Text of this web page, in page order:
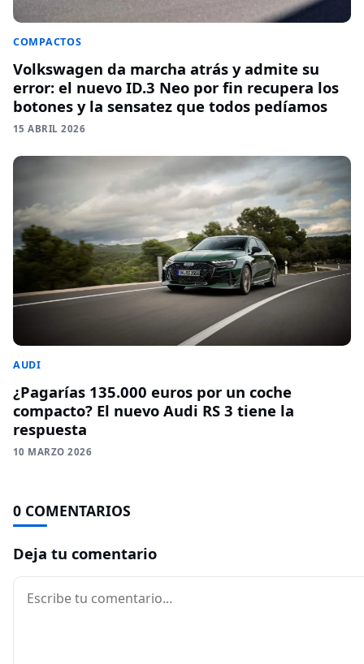
COMPACTOS
Volkswagen da marcha atrás y admite su
error: el nuevo ID.3 Neo por fin recupera los
botones y la sensatez que todos pedíamos
15 ABRIL 2026
AUDI
¿Pagarías 135.000 euros por un coche
compacto? El nuevo Audi RS 3 tiene la
respuesta
10 MARZO 2026
0 COMENTARIOS
Deja tu comentario
Comentario